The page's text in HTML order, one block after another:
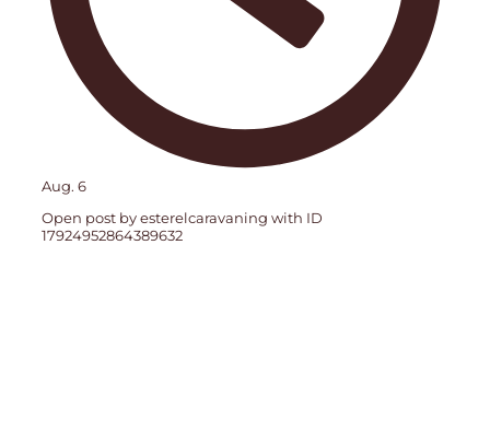
Aug. 6
Open post by esterelcaravaning with ID
17924952864389632